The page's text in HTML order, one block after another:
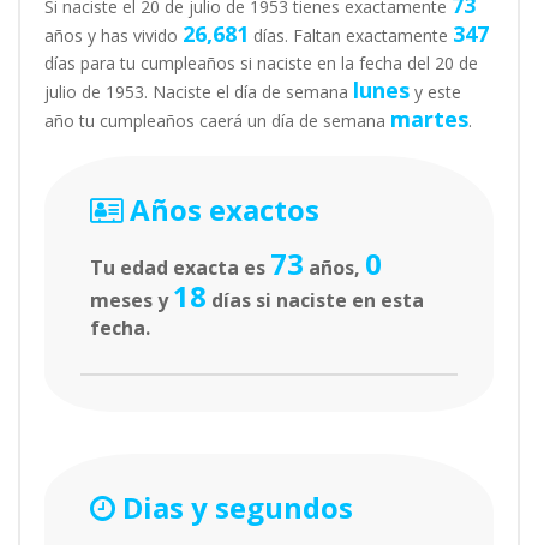
Si naciste el 20 de julio de 1953 tienes exactamente
años y has vivido 26,681 días. Faltan exactamente 347
días para tu cumpleaños si naciste en la fecha del 20 de
julio de 1953. Naciste el día de semana lunes y este
año tu cumpleaños caerá un día de semana martes.
Años exactos
Tu edad exacta es 73 años, 0
meses y18 días si naciste en esta
fecha.
Dias y segundos